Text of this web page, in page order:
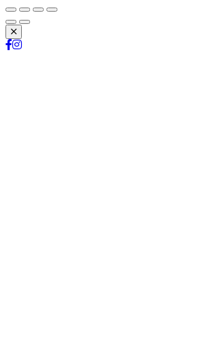
Schließen